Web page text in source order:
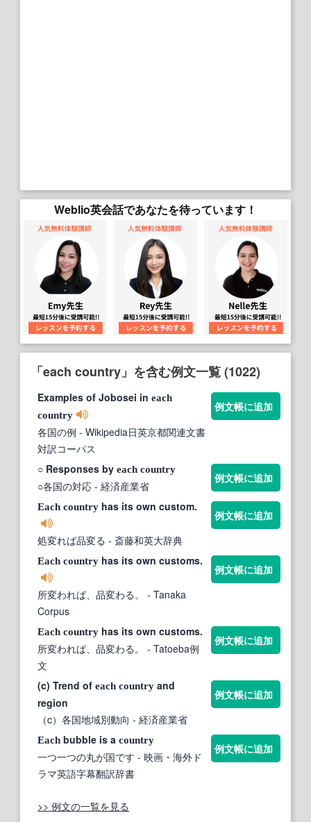
Weblio英会話であなたを待っています！
「each country」を含む例文一覧 (1022)
Examples of Jobosei in each
country
各国の例 - Wikipedia日英京都関連文書
対訳コーパス
例文帳に追加
○ Responses by each country
○各国の対応 - 経済産業省
例文帳に追加
Each country has its own custom.
処変れば品変る - 斎藤和英大辞典
例文帳に追加
Each country has its own customs.
所変われば、品変わる。
- Tanaka
Corpus
例文帳に追加
Each country has its own customs.
所変われば、品変わる。
- Tatoeba例
文
例文帳に追加
(c) Trend of each country and
region
（c）各国地域別動向 - 経済産業省
例文帳に追加
Each bubble is a country
一つ一つの丸が国です - 映画・海外ド
ラマ英語字幕翻訳辞書
例文帳に追加
>> 例文の一覧を見る